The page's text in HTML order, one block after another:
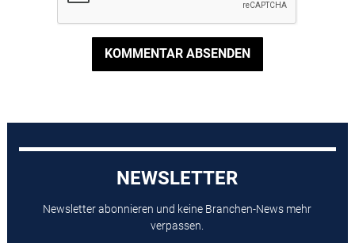
KOMMENTAR ABSENDEN
NEWSLETTER
Newsletter abonnieren und keine Branchen-News mehr
verpassen.